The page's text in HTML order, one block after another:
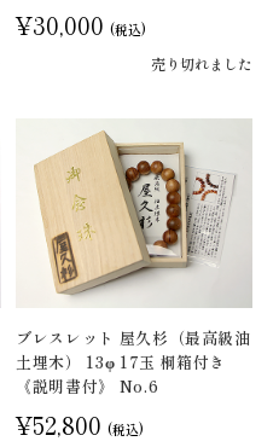
¥30,000 (税込)
売り切れました
ブレスレット 屋久杉（最高級油
土埋木） 13φ 17玉 桐箱付き
《説明書付》 No.6
¥52,800 (税込)